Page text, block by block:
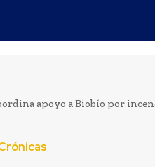
apoyo a Biobío por